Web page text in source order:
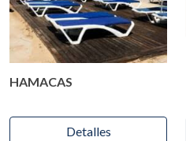
HAMACAS
Detalles